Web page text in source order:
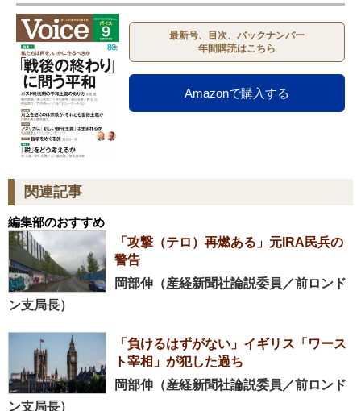
最新号、目次、バックナンバー
年間購読はこちら
Amazonで購入する
関連記事
編集部のおすすめ
「攻撃（テロ）再燃ある」元IRA民兵の
警告
岡部伸（産経新聞社論説委員／前ロンド
ン支局長）
「負けるはずがない」イギリス「ワース
ト宰相」が犯した過ち
岡部伸（産経新聞社論説委員／前ロンド
ン支局長）